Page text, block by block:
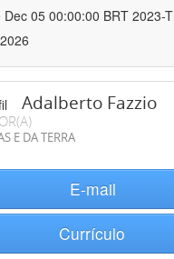
Dec 05 00:00:00 BRT 2023-
Adalberto Fazzio
E DA TERRA
E-mail
Currículo